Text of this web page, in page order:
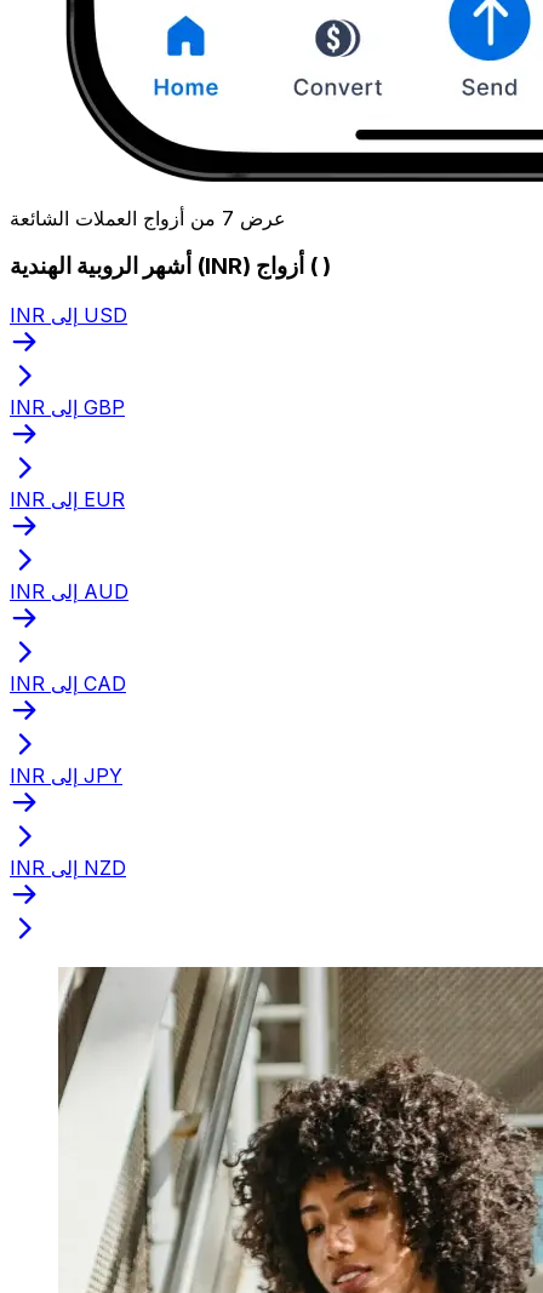
عرض 7 من أزواج العملات الشائعة
أشهر الروبية الهندية (INR) أزواج ( )
INR إلى USD
INR إلى GBP
INR إلى EUR
INR إلى AUD
INR إلى CAD
INR إلى JPY
INR إلى NZD